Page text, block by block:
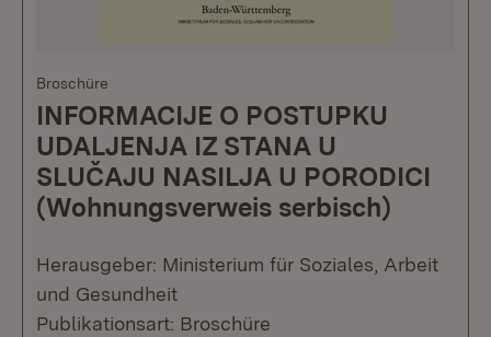
Broschüre
INFORMACIJE O POSTUPKU
UDALJENJA IZ STANA U
SLUČAJU NASILJA U PORODICI
(Wohnungsverweis serbisch)
Herausgeber: Ministerium für Soziales, Arbeit
und Gesundheit
Publikationsart: Broschüre